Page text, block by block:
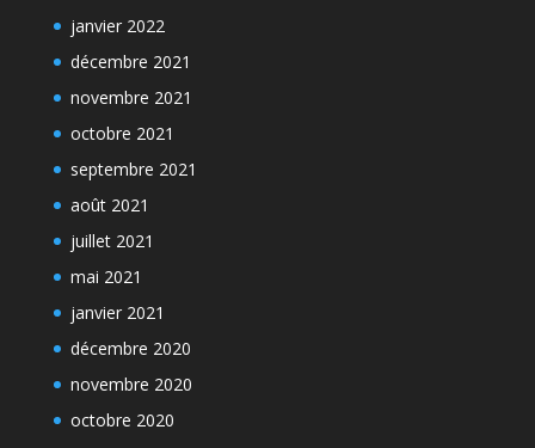
janvier 2022
décembre 2021
novembre 2021
octobre 2021
septembre 2021
août 2021
juillet 2021
mai 2021
janvier 2021
décembre 2020
novembre 2020
octobre 2020